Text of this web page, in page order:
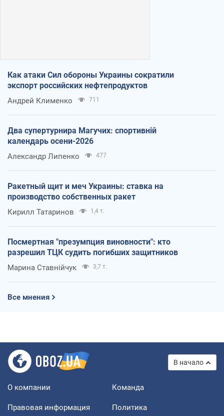
Как атаки Сил обороны Украины сократили
экспорт российских нефтепродуктов
Андрей Клименко 711
Два супертурнира Магучих: спортивній
календарь осени-2026
Александр Липенко 477
Ракетный щит и меч Украины: ставка на
производство собственных ракет
Кирилл Татаринов 1,4 т.
Посмертная "презумпция виновности": кто
разрешил ТЦК судить погибших защитников
Марина Ставнійчук 3,7 т.
Все мнения
В начало
О компании Команда
Правовая информация
Политика